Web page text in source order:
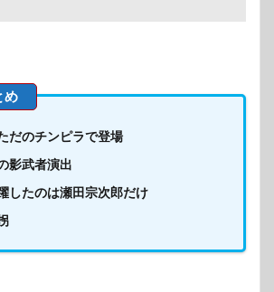
だのチンピラで登場
影武者演出
したのは瀬田宗次郎だけ